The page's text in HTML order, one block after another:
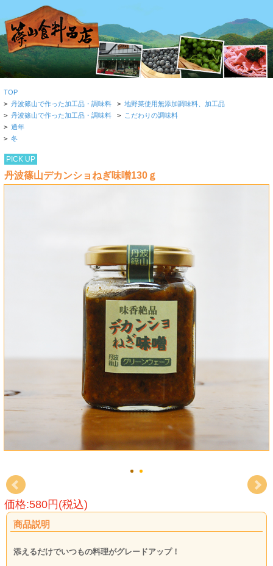
TOP
> 丹波篠山で作った加工品・調味料 > 地野菜使用無添加調味料、加工品
> 丹波篠山で作った加工品・調味料 > こだわりの調味料
> 通年
> 冬
PICK UP
丹波篠山デカンショねぎ味噌130ｇ
価格:580円(税込)
商品説明
添えるだけでいつもの料理がグレードアップ！